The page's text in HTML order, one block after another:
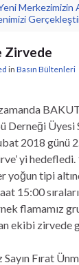
Merkezimizin
Zirvede
in Basın Bültenleri
Derneği Üyesi
2018 günü
yi
yoğun tipi
15:00
flamamız
ekibi zirvede
Fırat